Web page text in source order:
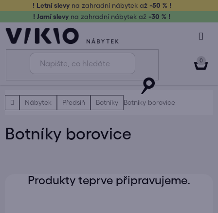
obsah
! Letní slevy na zahradní nábytek až-50 % !
! Jarní slevy na zahradní nábytek až -30 % !
DomůNábytek Předsíň Botníky Botníky borovice
Botníky borovice
Produkty teprve připravujeme.